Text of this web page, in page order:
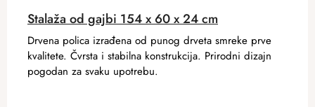
Stalaža od gajbi 154 x 60 x 24 cm
Drvena polica izrađena od punog drveta smreke prve
kvalitete. Čvrsta i stabilna konstrukcija. Prirodni dizajn
pogodan za svaku upotrebu.